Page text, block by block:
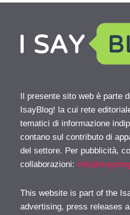
Il presente sito web è parte
IsayBlog! la cui rete
tematici di informazione
contano sul contributo di
del settore. Per pubblicità,
collaborazioni:
This website is part of the
advertising, press releases